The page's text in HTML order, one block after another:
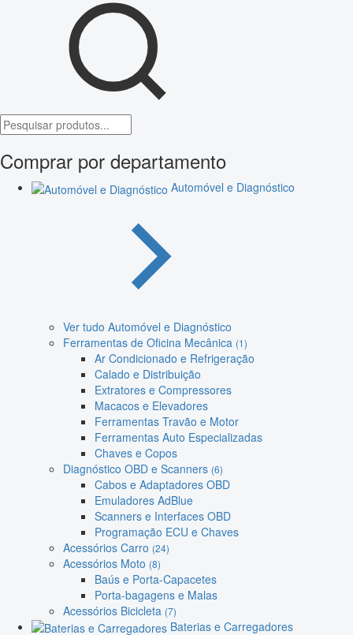
Comprar por departamento
Automóvel e Diagnóstico
Ver tudo Automóvel e Diagnóstico
Ferramentas de Oficina Mecânica (1)
Ar Condicionado e Refrigeração
Calado e Distribuição
Extratores e Compressores
Macacos e Elevadores
Ferramentas Travão e Motor
Ferramentas Auto Especializadas
Chaves e Copos
Diagnóstico OBD e Scanners (6)
Cabos e Adaptadores OBD
Emuladores AdBlue
Scanners e Interfaces OBD
Programação ECU e Chaves
Acessórios Carro (24)
Acessórios Moto (8)
Baús e Porta-Capacetes
Porta-bagagens e Malas
Acessórios Bicicleta (7)
Baterias e Carregadores